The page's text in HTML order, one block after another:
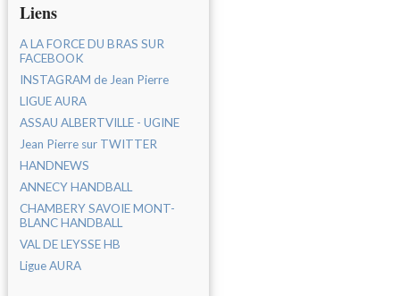
Liens
A LA FORCE DU BRAS SUR
FACEBOOK
INSTAGRAM de Jean Pierre
LIGUE AURA
ASSAU ALBERTVILLE - UGINE
Jean Pierre sur TWITTER
HANDNEWS
ANNECY HANDBALL
CHAMBERY SAVOIE MONT-
BLANC HANDBALL
VAL DE LEYSSE HB
Ligue AURA